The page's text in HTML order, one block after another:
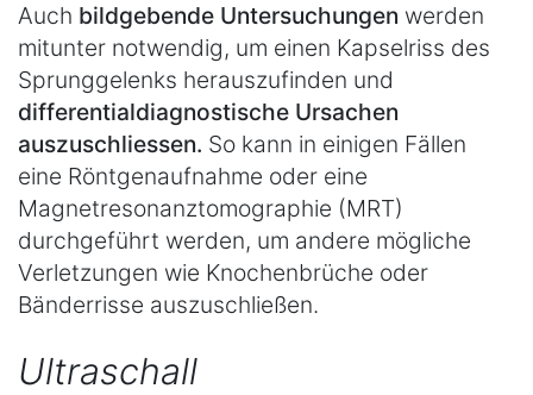
Auch bildgebende Untersuchungen werden
mitunter notwendig, um einen Kapselriss des
Sprunggelenks herauszufinden und
differentialdiagnostische Ursachen
auszuschliessen. So kann in einigen Fällen
eine Röntgenaufnahme oder eine
Magnetresonanztomographie (MRT)
durchgeführt werden, um andere mögliche
Verletzungen wie Knochenbrüche oder
Bänderrisse auszuschließen.
Ultraschall